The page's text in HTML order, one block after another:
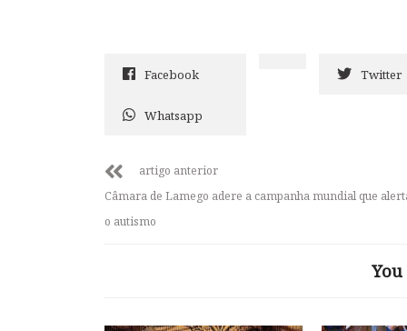
Facebook Twitter
Whatsapp
artigo anterior
Câmara de Lamego adere a campanha mundial que
o autismo